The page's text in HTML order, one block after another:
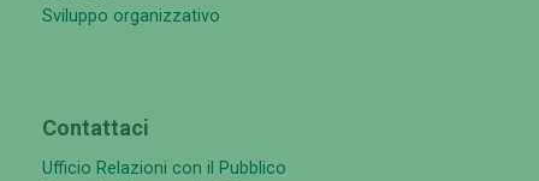
Sviluppo organizzativo
Contattaci
Ufficio Relazioni con il Pubblico